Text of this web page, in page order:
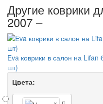
Другие коврики
2007 –
Eva коврики в салон на
шт)
Цвета: